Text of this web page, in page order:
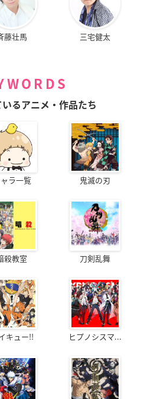
藤壮馬 三宅健太
るアニメ・作品たち
ラ一覧 鬼滅の刃
殺教室 刀剣乱舞
キュー!! ヒプノシスマ...